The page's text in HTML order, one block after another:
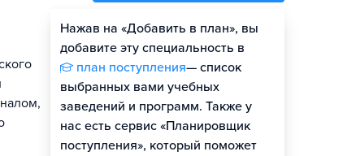
Нажав на «Добавить в план», вы
добавите эту специальность в
план поступления— список
выбранных вами учебных
заведений и программ. Также у
нас есть сервис «Планировщик
поступления», который поможет